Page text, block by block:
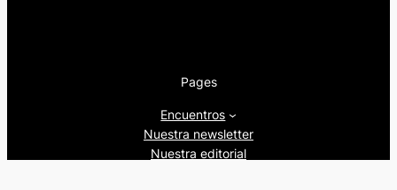
Pages
Encuentros
Nuestra newsletter
Nuestra editorial